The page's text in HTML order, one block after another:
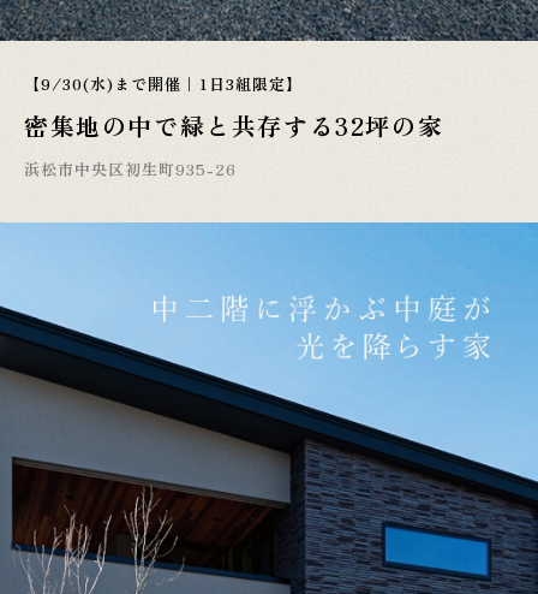
【9/30(水)まで開催｜1日3組限定】
密集地の中で緑と共存する32坪の家
浜松市中央区初生町935-26